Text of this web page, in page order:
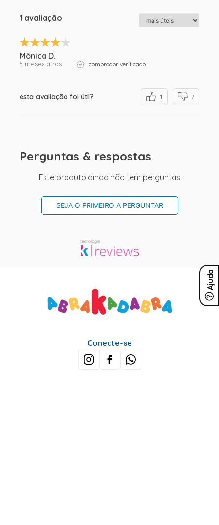
1 avaliação
Mônica D.
5 meses atrás comprador verificado
esta avaliação foi útil? 1 7
Perguntas & respostas
Este produto ainda não tem perguntas
SEJA O PRIMEIRO A PERGUNTAR
Ajuda
Conecte-se